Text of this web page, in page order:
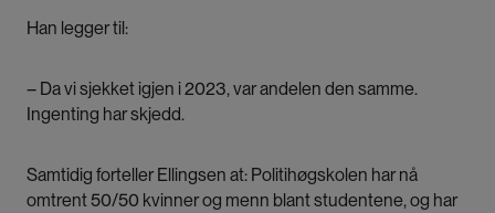
Han legger til:
– Da vi sjekket igjen i 2023, var andelen den samme.
Ingenting har skjedd.
Samtidig forteller Ellingsen at: Politihøgskolen har nå
omtrent 50/50 kvinner og menn blant studentene, og har